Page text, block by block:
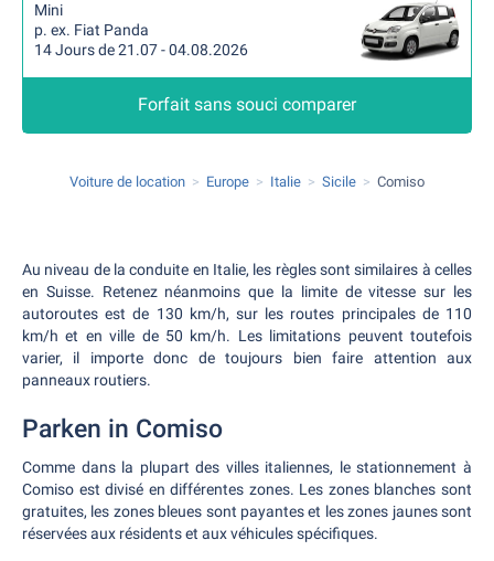
Mini
p. ex. Fiat Panda
14 Jours de 21.07 - 04.08.2026
Forfait sans souci comparer
Voiture de location Europe Italie Sicile Comiso
Au niveau de la conduite en Italie, les règles sont similaires à celles
en Suisse. Retenez néanmoins que la limite de vitesse sur les
autoroutes est de 130 km/h, sur les routes principales de 110
km/h et en ville de 50 km/h. Les limitations peuvent toutefois
varier, il importe donc de toujours bien faire attention aux
panneaux routiers.
Parken in Comiso
Comme dans la plupart des villes italiennes, le stationnement à
Comiso est divisé en différentes zones. Les zones blanches sont
gratuites, les zones bleues sont payantes et les zones jaunes sont
réservées aux résidents et aux véhicules spécifiques.